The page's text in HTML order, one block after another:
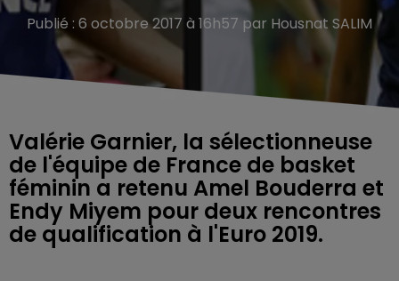
Publié : 6 octobre 2017 à 16h57 par Housnat SALIM
Valérie Garnier, la sélectionneuse
de l'équipe de France de basket
féminin a retenu Amel Bouderra et
Endy Miyem pour deux rencontres
de qualification à l'Euro 2019.